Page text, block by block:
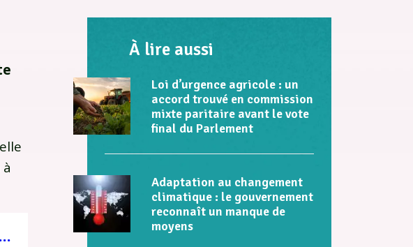
Loi d’urgence agricole : un accord trouvé en commission mixte paritaire avant le vote final du Parlement
À lire aussi
Loi d’urgence agricole : un
accord trouvé en commission
mixte paritaire avant le vote
final du Parlement
Adaptation au changement
climatique : le gouvernement
reconnaît un manque de
moyens